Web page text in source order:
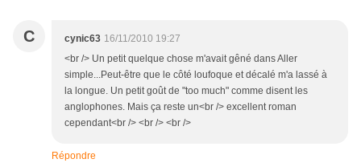
C cynic63 16/11/2010 19:27
<br /> Un petit quelque chose m'avait gêné dans Aller
simple...Peut-être que le côté loufoque et décalé m'a lassé à
la longue. Un petit goût de "too much" comme disent les
anglophones. Mais ça reste un<br /> excellent roman
cependant<br /> <br /> <br />
Répondre